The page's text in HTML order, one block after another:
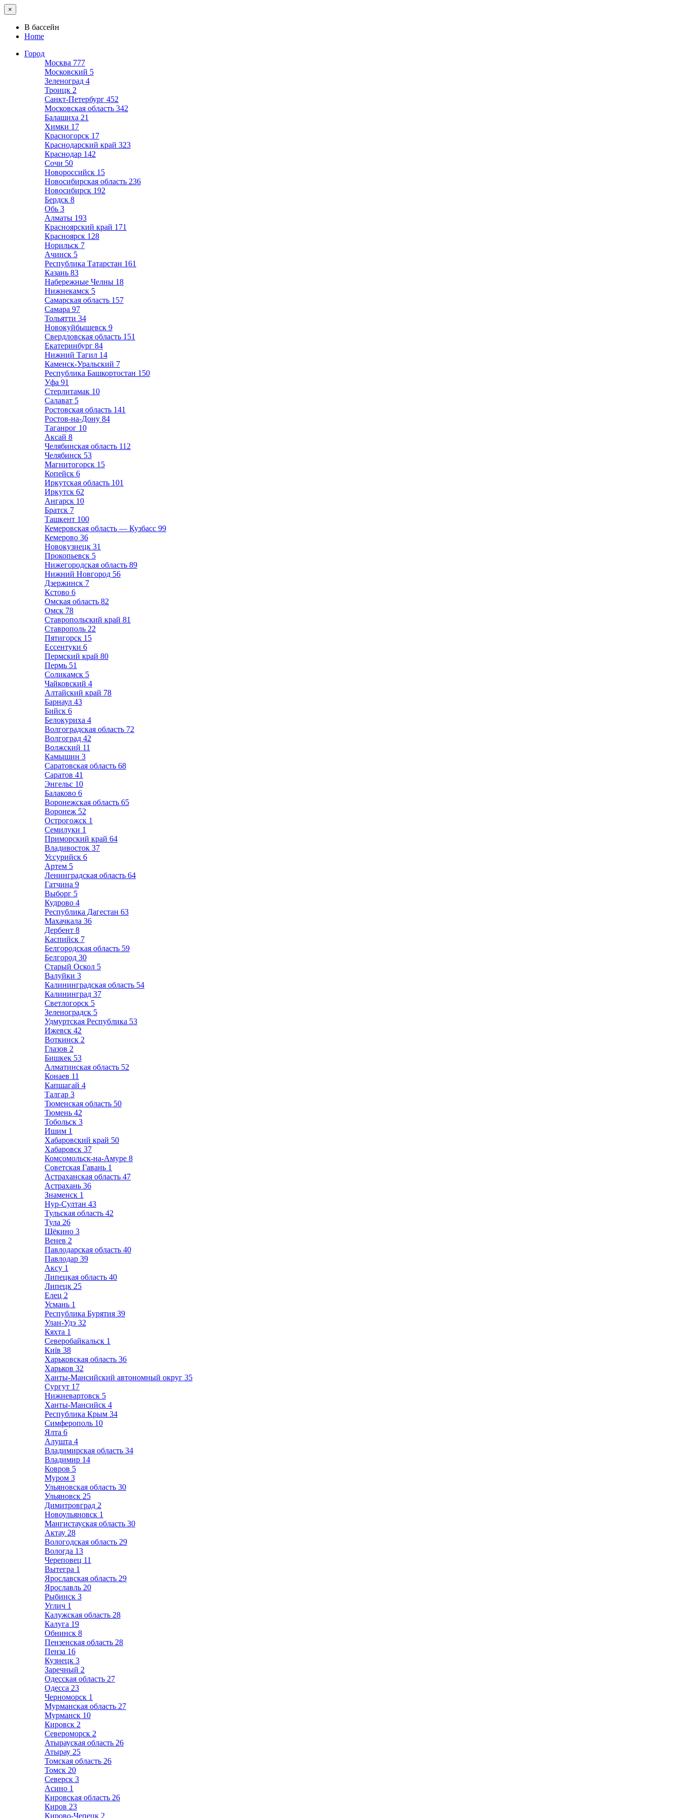
×
В бассейн
Home
Город
Москва 777
Московский 5
Зеленоград 4
Троицк 2
Санкт-Петербург 452
Московская область 342
Балашиха 21
Химки 17
Красногорск 17
Краснодарский край 323
Краснодар 142
Сочи 50
Новороссийск 15
Новосибирская область 236
Новосибирск 192
Бердск 8
Обь 3
Алматы 193
Красноярский край 171
Красноярск 128
Норильск 7
Ачинск 5
Республика Татарстан 161
Казань 83
Набережные Челны 18
Нижнекамск 5
Самарская область 157
Самара 97
Тольятти 34
Новокуйбышевск 9
Свердловская область 151
Екатеринбург 84
Нижний Тагил 14
Каменск-Уральский 7
Республика Башкортостан 150
Уфа 91
Стерлитамак 10
Салават 5
Ростовская область 141
Ростов-на-Дону 84
Таганрог 10
Аксай 8
Челябинская область 112
Челябинск 53
Магнитогорск 15
Копейск 6
Иркутская область 101
Иркутск 62
Ангарск 10
Братск 7
Ташкент 100
Кемеровская область — Кузбасс 99
Кемерово 36
Новокузнецк 31
Прокопьевск 5
Нижегородская область 89
Нижний Новгород 56
Дзержинск 7
Кстово 6
Омская область 82
Омск 78
Ставропольский край 81
Ставрополь 22
Пятигорск 15
Ессентуки 6
Пермский край 80
Пермь 51
Соликамск 5
Чайковский 4
Алтайский край 78
Барнаул 43
Бийск 6
Белокуриха 4
Волгоградская область 72
Волгоград 42
Волжский 11
Камышин 3
Саратовская область 68
Саратов 41
Энгельс 10
Балаково 6
Воронежская область 65
Воронеж 52
Острогожск 1
Семилуки 1
Приморский край 64
Владивосток 37
Уссурийск 6
Артем 5
Ленинградская область 64
Гатчина 9
Выборг 5
Кудрово 4
Республика Дагестан 63
Махачкала 36
Дербент 8
Каспийск 7
Белгородская область 59
Белгород 30
Старый Оскол 5
Валуйки 3
Калининградская область 54
Калининград 37
Светлогорск 5
Зеленоградск 5
Удмуртская Республика 53
Ижевск 42
Воткинск 2
Глазов 2
Бишкек 53
Алматинская область 52
Конаев 11
Капшагай 4
Талгар 3
Тюменская область 50
Тюмень 42
Тобольск 3
Ишим 1
Хабаровский край 50
Хабаровск 37
Комсомольск-на-Амуре 8
Советская Гавань 1
Астраханская область 47
Астрахань 36
Знаменск 1
Нур-Султан 43
Тульская область 42
Тула 26
Щёкино 3
Венев 2
Павлодарская область 40
Павлодар 39
Аксу 1
Липецкая область 40
Липецк 25
Елец 2
Усмань 1
Республика Бурятия 39
Улан-Удэ 32
Кяхта 1
Северобайкальск 1
Київ 38
Харьковская область 36
Харьков 32
Ханты-Мансийский автономный округ 35
Сургут 17
Нижневартовск 5
Ханты-Мансийск 4
Республика Крым 34
Симферополь 10
Ялта 6
Алушта 4
Владимирская область 34
Владимир 14
Ковров 5
Муром 3
Ульяновская область 30
Ульяновск 25
Димитровград 2
Новоульяновск 1
Мангистауская область 30
Актау 28
Вологодская область 29
Вологда 13
Череповец 11
Вытегра 1
Ярославская область 29
Ярославль 20
Рыбинск 3
Углич 1
Калужская область 28
Калуга 19
Обнинск 8
Пензенская область 28
Пенза 16
Кузнецк 3
Заречный 2
Одесская область 27
Одесса 23
Черноморск 1
Мурманская область 27
Мурманск 10
Кировск 2
Североморск 2
Атырауская область 26
Атырау 25
Томская область 26
Томск 20
Северск 3
Асино 1
Кировская область 26
Киров 23
Кирово-Чепецк 2